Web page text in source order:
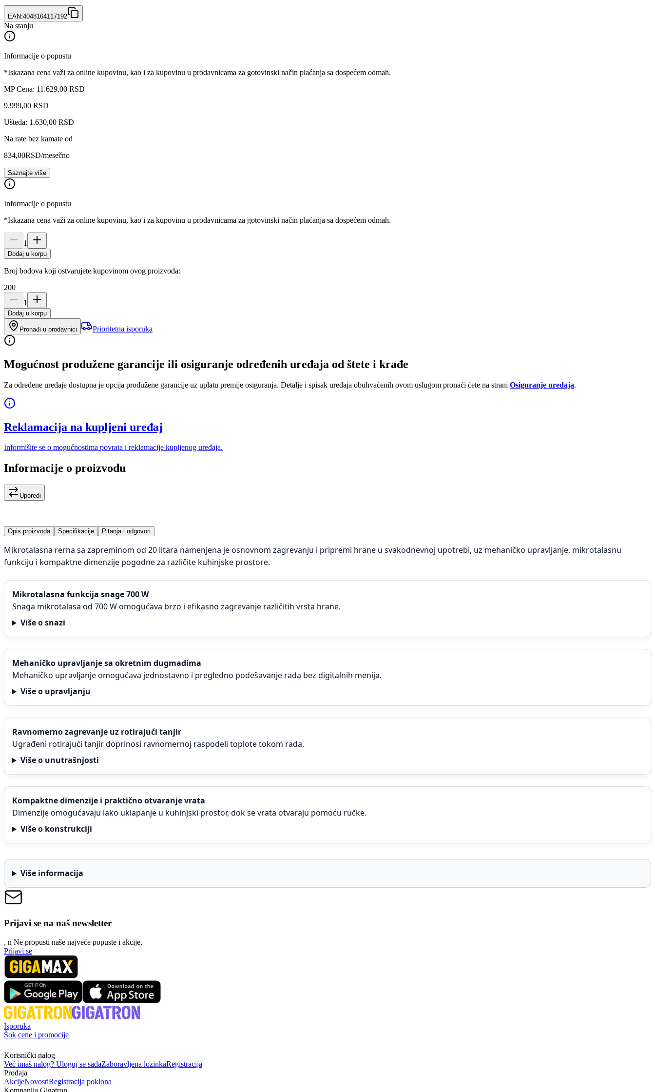
EAN:4048164117192
Na stanju
Informacije o popustu
*Iskazana cena važi za online kupovinu, kao i za kupovinu u prodavnicama za gotovinski način plaćanja sa dospećem odmah.
MP Cena: 11.629,00 RSD
9.999,00 RSD
Ušteda: 1.630,00 RSD
Na rate bez kamate od
834,00RSD/mesečno
Saznajte više
Informacije o popustu
*Iskazana cena važi za online kupovinu, kao i za kupovinu u prodavnicama za gotovinski način plaćanja sa dospećem odmah.
1
Dodaj u korpu
Broj bodova koji ostvarujete kupovinom ovog proizvoda:
200
1
Dodaj u korpu
Pronađi u prodavnici Prioritetna isporuka
Mogućnost produžene garancije ili osiguranje određenih uređaja od štete i krađe
Za određene uređaje dostupna je opcija produžene garancije uz uplatu premije osiguranja. Detalje i spisak uređaja obuhvaćenih ovom uslugom pronaći ćete na strani Osiguranje uređaja.
Reklamacija na kupljeni uređaj
Informišite se o mogućnostima povrata i reklamacije kupljenog uređaja.
Informacije o proizvodu
Uporedi
Opis proizvoda Specifikacije Pitanja i odgovori
Mikrotalasna rerna sa zapreminom od 20 litara namenjena je osnovnom zagrevanju i pripremi hrane u svakodnevnoj upotrebi, uz mehaničko upravljanje, mikrotalasnu
funkciju i kompaktne dimenzije pogodne za različite kuhinjske prostore.
Mikrotalasna funkcija snage 700 W
Snaga mikrotalasa od 700 W omogućava brzo i efikasno zagrevanje različitih vrsta hrane.
Više o snazi
Mehaničko upravljanje sa okretnim dugmadima
Mehaničko upravljanje omogućava jednostavno i pregledno podešavanje rada bez digitalnih menija.
Više o upravljanju
Ravnomerno zagrevanje uz rotirajući tanjir
Ugrađeni rotirajući tanjir doprinosi ravnomernoj raspodeli toplote tokom rada.
Više o unutrašnjosti
Kompaktne dimenzije i praktično otvaranje vrata
Dimenzije omogućavaju lako uklapanje u kuhinjski prostor, dok se vrata otvaraju pomoću ručke.
Više o konstrukciji
Više informacija
Prijavi se na naš newsletter
, n Ne propusti naše najveće popuste i akcije.
Prijavi se
Isporuka
Šok cene i promocije
Korisnički nalog
Već imaš nalog? Uloguj se sadaZaboravljena lozinkaRegistracija
Prodaja
AkcijeNovostiRegistracija poklona
Kompanija Gigatron